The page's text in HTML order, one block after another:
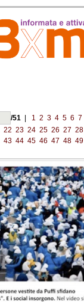
/51 1 2 3 4 5 6 7
22 23 24 25 26 27 28
43 44 45 46 47 48 49